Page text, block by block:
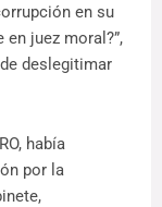
en su
juez moral?”,
deslegitimar
había
por la